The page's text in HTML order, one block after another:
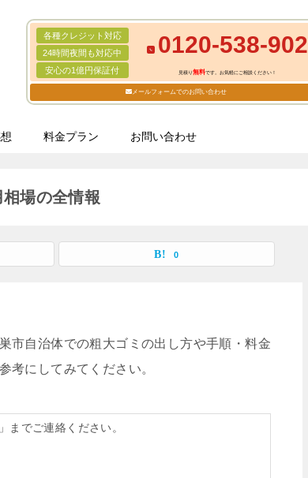
各種クレジット対応
24時間夜間も対応中
安心の1億円保証付
0120-538-902
見積り無料です。お気軽にご相談ください！
メールフォームでのお問い合わせ
料金プラン お問い合わせ
場の全情報
0
市自治体での粗大ゴミの出し方や手順・料金
考にしてみてください。
」までご連絡ください。